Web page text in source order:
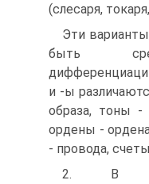
(слесаря,
Эти
быть
и -ы
образа, тоны -
ордены -
- провода,
2. В